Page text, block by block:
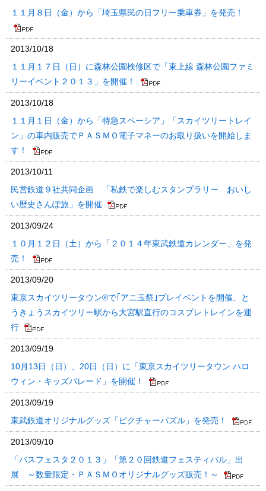
１１月８日（金）から「埼玉県民の日フリー乗車券」を発売！
2013/10/18
１１月１７日（日）に森林公園検修区で「東上線 森林公園ファミ
リーイベント２０１３」を開催！
2013/10/18
１１月１日（金）から「特急スペーシア」「スカイツリートレイ
ン」の車内販売でＰＡＳＭＯ電子マネーのお取り扱いを開始しま
す！
2013/10/11
民営鉄道９社共同企画 「私鉄で楽しむスタンプラリー おいし
い歴史さんぽ旅」を開催
2013/09/24
１０月１２日（土）から「２０１４年東武鉄道カレンダー」を発
売！
2013/09/20
東京スカイツリータウン®で｢アニ玉祭｣プレイベントを開催、と
うきょうスカイツリー駅から大宮駅直行のコスプレトレインを運
行
2013/09/19
10月13日（日）、20日（日）に「東京スカイツリータウン ハロ
ウィン・キッズパレード」を開催！
2013/09/19
東武鉄道オリジナルグッズ「ピクチャーパズル」を発売！
2013/09/10
「バスフェスタ２０１３」「第２０回鉄道フェスティバル」出
展 ～数量限定・ＰＡＳＭＯオリジナルグッズ販売！～